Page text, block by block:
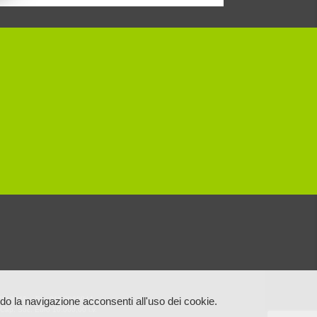
la navigazione acconsenti all'uso dei cookie.
– Fax 011.0960044
Soc. Euro 10.000,00 i.v.